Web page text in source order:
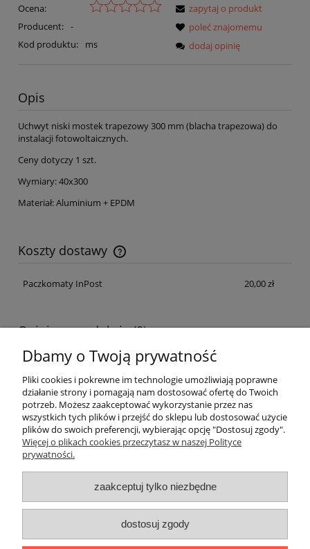
Ocena:
Producent: -
Kod produktu:
ms
zapytaj o produkt
poleć znajomemu
dodaj opinię
Opis
Uchwyt niski mostek trapezowy 300 mm (blacha trapezowa) do
instalacji fotowoltaicznych.
Ceny dotyczy 1 szt.
Wymiary: 40x300
Materiał: Aluminium + EPDM
Koszty dostawy
Cena nie zawiera ewentualnych kosztów płatności
Paczkomaty InPost
20,00 zł
Opinie o produkcie (0)
Twoja opinia:
Dbamy o Twoją prywatność
Pliki cookies i pokrewne im technologie umożliwiają poprawne
działanie strony i pomagają nam dostosować ofertę do Twoich
potrzeb. Możesz zaakceptować wykorzystanie przez nas
wszystkich tych plików i przejść do sklepu lub dostosować użycie
plików do swoich preferencji, wybierając opcję "Dostosuj zgody".
Więcej o plikach cookies przeczytasz w naszej Polityce
prywatności.
zaakceptuj tylko niezbędne
dostosuj zgody